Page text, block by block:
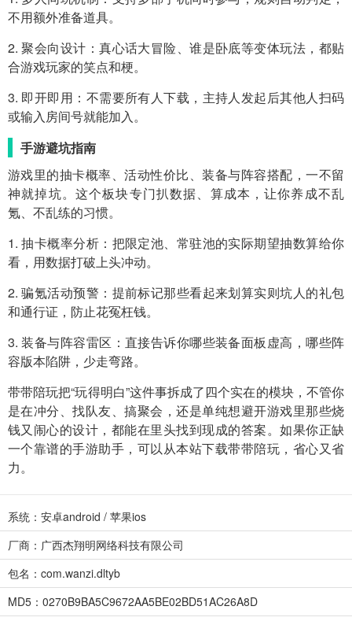
不用额外准备道具。
2. 聚会向设计：真心话大冒险、谁是卧底等变体玩法，都贴
合游戏玩家的笑点和梗。
3. 即开即用：不需要所有人下载，主持人发起后其他人扫码
或输入房间号就能加入。
手游避坑指南
游戏里的抽卡概率、活动性价比、装备与阵容搭配，一不留
神就掉坑。这个板块专门扒数据、算成本，让你养成不乱
氪、不乱练的习惯。
1. 抽卡概率分析：把限定池、常驻池的实际期望抽数算给你
看，用数据打破上头冲动。
2. 骗氪活动预警：提前标记那些看起来划算实则坑人的礼包
和通行证，防止花冤枉钱。
3. 装备与阵容雷区：直接告诉你哪些装备面板虚高，哪些阵
容版本陷阱，少走弯路。
带带陪玩把“玩得明白”这件事拆成了四个实在的模块，不管你
是在冲分、找队友、搞聚会，还是单纯想避开游戏里那些烧
钱又闹心的设计，都能在里头找到现成的答案。如果你正缺
一个靠谱的手游助手，可以从本站下载带带陪玩，省心又省
力。
系统：安卓android / 苹果ios
厂商：广西杰翔明网络科技有限公司
包名：com.wanzi.dltyb
MD5：0270B9BA5C9672AA5BE02BD51AC26A8D